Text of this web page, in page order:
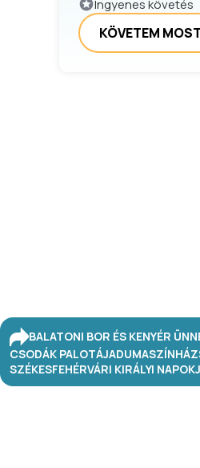
Ingyenes követés
KÖVETEM
BALATONI BOR ÉS KENYÉR
CSODÁK PALOTÁJADUMASZÍNHÁZ
SZÉKESFEHÉRVÁRI KIRÁLYI NAPOK